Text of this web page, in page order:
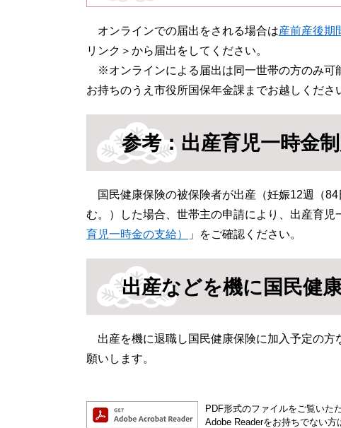
オンラインでの届出をされる場合は産前産後期
リンク＞ から届出をしてください。
※オンラインによる届出は同一世帯の方のみ可
お持ちのうえ市役所国保年金課までお越しくださ
参考：出産育児一時金
国民健康保険の被保険者が出産（妊娠12週（
む。）した場合、世帯主の申請により、出産育児
育児一時金の支給）
」をご確認ください。
出産などを機に国民健
出産を機に退職し国民健康保険に加入予定の方
願いします。
PDF形式のファイルをご覧いた
Adobe Readerをお持ちでない方